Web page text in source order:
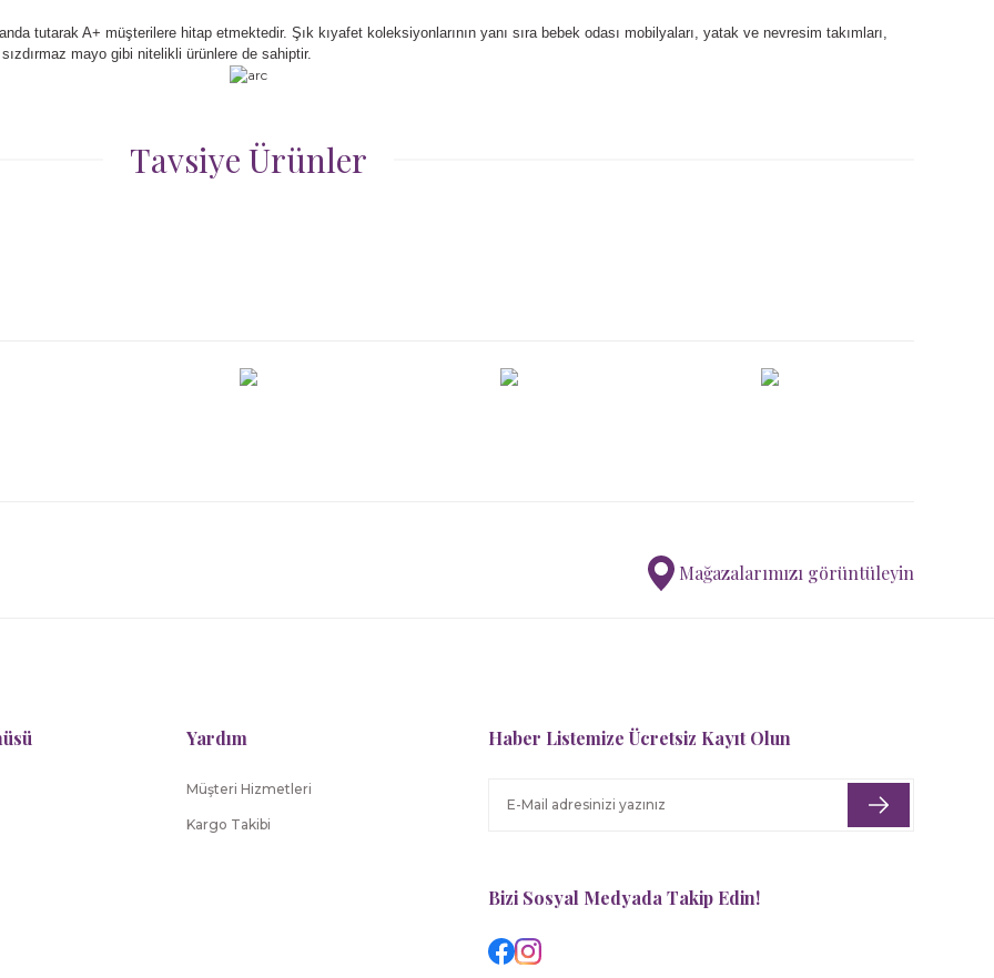
tutarak A+ müşterilere hitap etmektedir. Şık kıyafet koleksiyonlarının yanı sıra bebek odası mobilyaları, yatak ve nevresim takımları,
mayo gibi nitelikli ürünlere de sahiptir.
Bu ürüne ilk yorumu siz yapın!
Tavsiye Ürünler
TL
Mağazalarımızı görüntüleyin
Yardım
Müşteri Hizmetleri
Kargo Takibi
Haber Listemize Ücretsiz Kayıt Olun
Bizi Sosyal Medyada Takip Edin!